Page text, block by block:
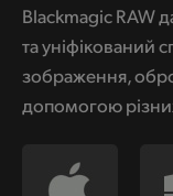
Blackmagic RAW
та уніфікований
зображення,
допомогою